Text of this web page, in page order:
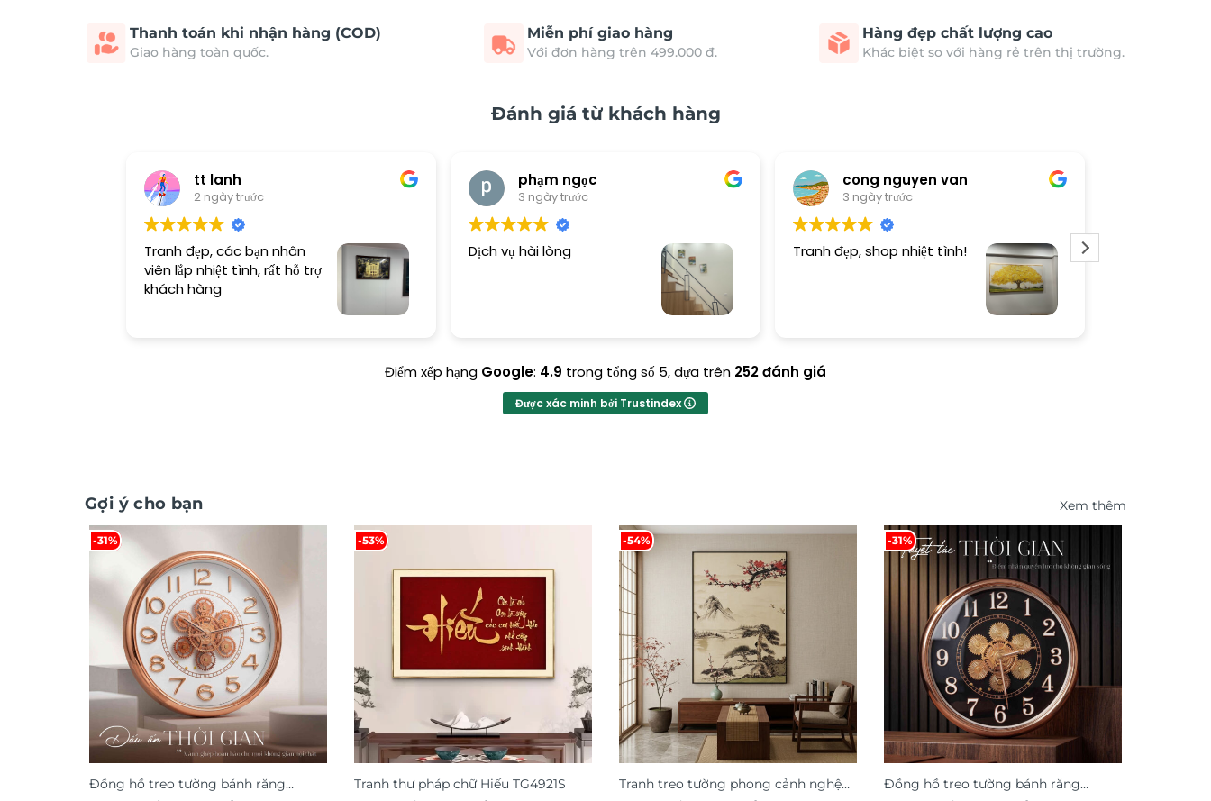
Thanh toán khi nhận hàng (COD)
Giao hàng toàn quốc.
Miễn phí giao hàng
Với đơn hàng trên 499.000 đ.
Hàng đẹp chất lượng cao
Khác biệt so với hàng rẻ trên thị trường.
Đánh giá từ khách hàng
tt lanh
2 ngày trước
Tranh đẹp, các bạn nhân
viên lắp nhiệt tình, rất hỗ trợ
khách hàng
phạm ngọc
3 ngày trước
Dịch vụ hài lòng
cong nguyen van
3 ngày trước
Tranh đẹp, shop nhiệt tình!
Điểm xếp hạng Google: 4.9 trong tổng số 5,dựa trên 252 đánh giá
Được xác minh bởi Trustindex
Gợi ý cho bạn Xem thêm
-31%
Đồng hồ treo tường bánh răng
-53%
Tranh thư pháp chữ Hiếu TG4921S
-54%
Tranh treo tường phong cảnh nghệ
-31%
Đồng hồ treo tường bánh răng